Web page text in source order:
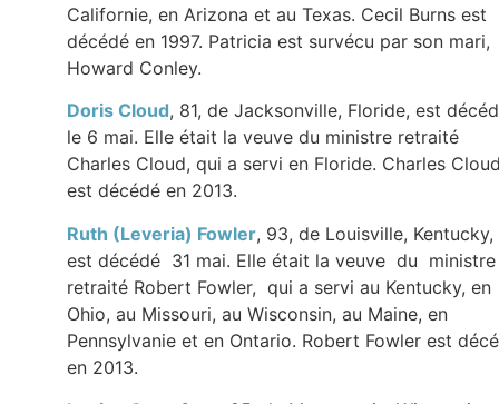
Californie, en Arizona et au Texas. Cecil Burns est
décédé en 1997. Patricia est survécu par son mari,
Howard Conley.
Doris Cloud, 81, de Jacksonville, Floride, est
le 6 mai. Elle était la veuve du ministre retraité
Charles Cloud, qui a servi en Floride. Charles
est décédé en 2013.
Ruth (Leveria) Fowler, 93, de Louisville, Kentucky,
est décédé 31 mai. Elle était la veuve du ministre
retraité Robert Fowler, qui a servi au Kentucky, en
Ohio, au Missouri, au Wisconsin, au Maine, en
Pennsylvanie et en Ontario. Robert Fowler est
en 2013.